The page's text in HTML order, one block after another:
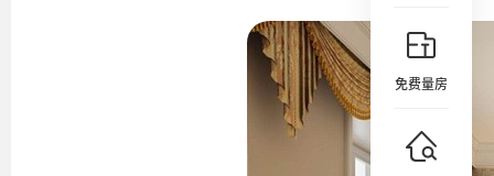
免费量房